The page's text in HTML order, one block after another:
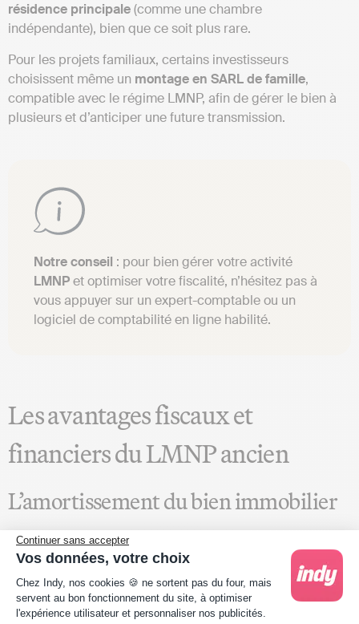
Continuer sans accepter
Vos données, votre choix
Plateforme de Gestion du Consentement :
Chez Indy, nos cookies 🍪 ne sortent pas du four, mais
servent au bon fonctionnement du site, à optimiser
l'expérience utilisateur et personnaliser nos publicités.
résidence principale(comme une chambre
indépendante), bien que ce soit plus rare.
Pour les projets familiaux, certains investisseurs
choisissent même un montage en SARL de famille,
compatible avec le régime LMNP, afin de gérer le bien à
plusieurs et d’anticiper une future transmission.
Notreconseil : pour bien gérer votre activité
LMNPet optimiser votre fiscalité, n’hésitez pas à
vous appuyer sur un expert-comptable ou un
logiciel de comptabilité en ligne habilité.
Les avantages fiscaux et
financiers du LMNP ancien
L’amortissement du bien immobilier
Lorsque vous investissez enLMNP ancien, vous pouvez
amortir la valeur du bien (hors terrain) ainsi que le mobilier
sur une période de 5 à 30 ans. Prenons un exemple
simple :